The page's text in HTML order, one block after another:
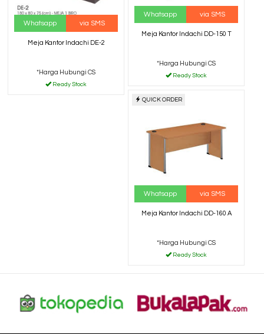
Whatsapp via SMS
Meja Kantor Indachi DE-2
*Harga Hubungi CS
Ready Stock
Whatsapp via SMS
Meja Kantor Indachi DD-150 T
*Harga Hubungi CS
Ready Stock
QUICK ORDER
Whatsapp via SMS
Meja Kantor Indachi DD-160 A
*Harga Hubungi CS
Ready Stock